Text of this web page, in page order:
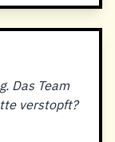
Das Team
verstopft?